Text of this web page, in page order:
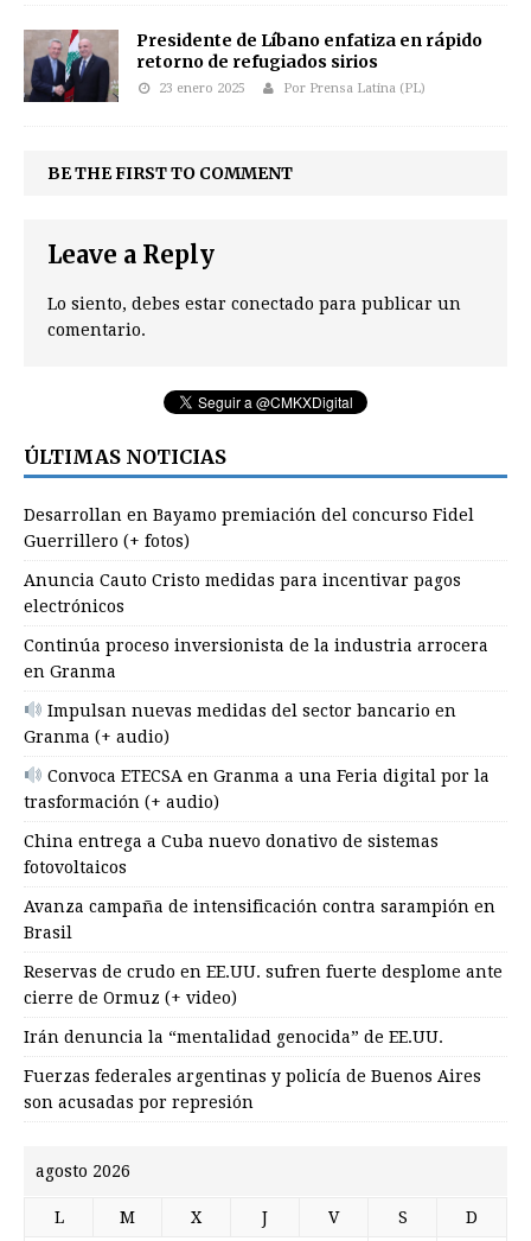
Presidente de Líbano enfatiza en rápido
retorno de refugiados sirios
23 enero 2025 Por Prensa Latina (PL)
BE THE FIRST TO COMMENT
Leave a Reply
Lo siento, debes estar conectado para publicar un
comentario.
ÚLTIMAS NOTICIAS
Desarrollan en Bayamo premiación del concurso Fidel
Guerrillero (+ fotos)
Anuncia Cauto Cristo medidas para incentivar pagos
electrónicos
Continúa proceso inversionista de la industria arrocera
en Granma
Impulsan nuevas medidas del sector bancario en
Granma (+ audio)
Convoca ETECSA en Granma a una Feria digital por la
trasformación (+ audio)
China entrega a Cuba nuevo donativo de sistemas
fotovoltaicos
Avanza campaña de intensificación contra sarampión en
Brasil
Reservas de crudo en EE.UU. sufren fuerte desplome ante
cierre de Ormuz (+ video)
Irán denuncia la “mentalidad genocida” de EE.UU.
Fuerzas federales argentinas y policía de Buenos Aires
son acusadas por represión
agosto 2026
L M X J V S D